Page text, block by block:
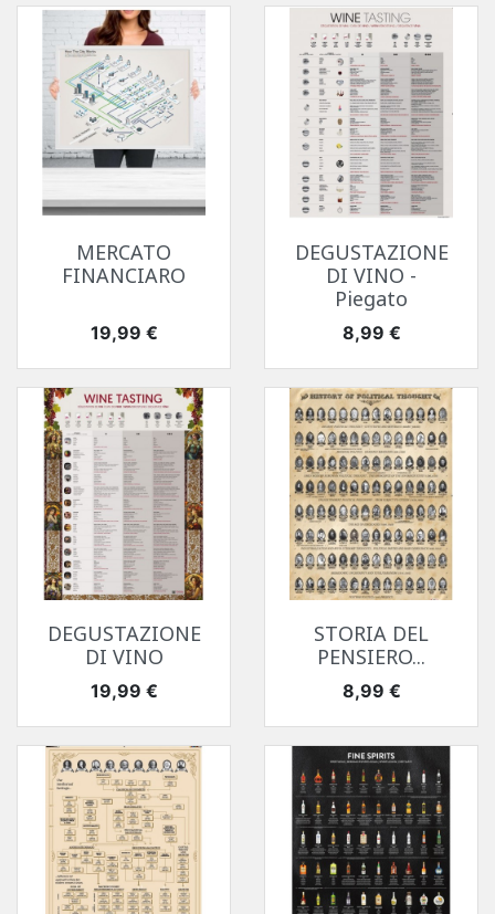
MERCATO
FINANCIARO
Prezzo
19,99 €
DEGUSTAZIONE
DI VINO -
Piegato
Prezzo
8,99 €
DEGUSTAZIONE
DI VINO
Prezzo
19,99 €
STORIA DEL
PENSIERO...
Prezzo
8,99 €